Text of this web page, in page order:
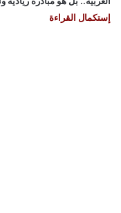
إستكمال القراءة